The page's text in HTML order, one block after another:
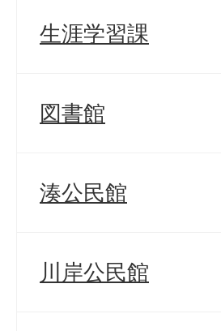
生涯学習課
図書館
湊公民館
川岸公民館